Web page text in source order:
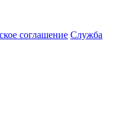
соглашение Служба